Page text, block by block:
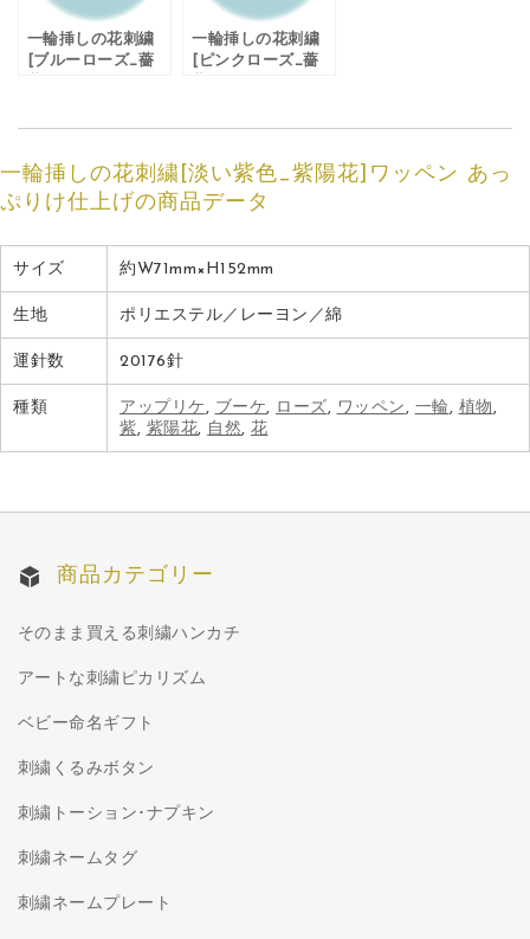
一輪挿しの花刺繍
[ブルーローズ_薔
一輪挿しの花刺繍
[ピンクローズ_薔
一輪挿しの花刺繍[淡い紫色_紫陽花]ワッペン あっ
ぷりけ仕上げの商品データ
サイズ 約W71mm×H152mm
生地 ポリエステル／レーヨン／綿
運針数 20176針
種類 アップリケ , ブーケ, ローズ, ワッペン , 一輪 , 植物 ,
紫, 紫陽花, 自然, 花
商品カテゴリー
そのまま買える刺繍ハンカチ
アートな刺繍ピカリズム
ベビー命名ギフト
刺繍くるみボタン
刺繍トーション･ナプキン
刺繍ネームタグ
刺繍ネームプレート